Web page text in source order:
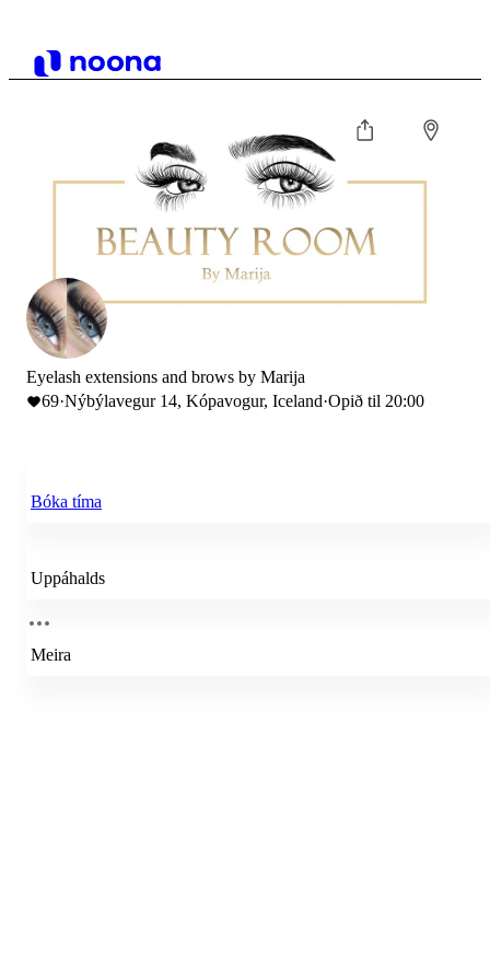
Eyelash extensions and brows by Marija
69·Nýbýlavegur 14, Kópavogur, Iceland·Opið til 20:00
Bóka tíma
Uppáhalds
Meira